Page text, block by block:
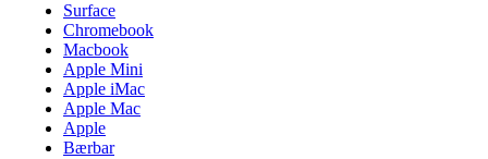
Surface
Chromebook
Macbook
Apple Mini
Apple iMac
Apple Mac
Apple
Bærbar